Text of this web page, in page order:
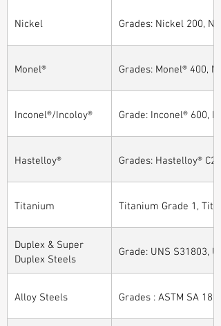
Nickel
Grades: Nickel 200,
Monel® Grades: Monel® 400,
Inconel®/Incoloy® Grade: Inconel® 600,
Hastelloy® Grades: Hastelloy®
Titanium Titanium Grade 1,
Duplex & Super
Duplex Steels
Grade: UNS S31803,
Alloy Steels Grades : ASTM SA